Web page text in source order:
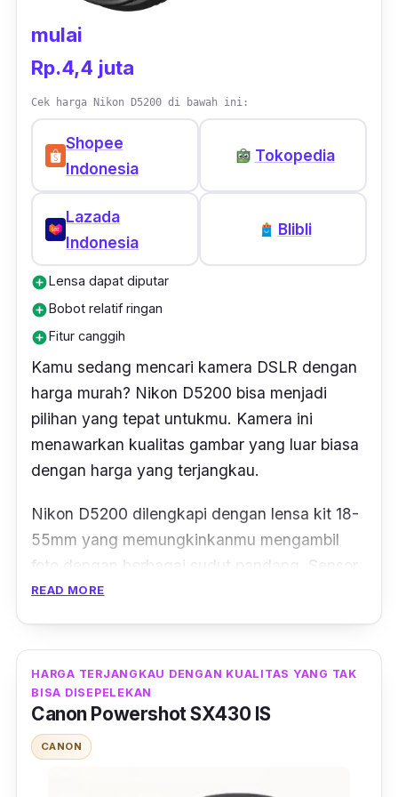
mulai
Rp.4,4 juta
Cek harga Nikon D5200 di bawah ini:
Shopee
Indonesia
Tokopedia
Lazada
Indonesia
Blibli
add_circleLensa dapat diputar
add_circleBobot relatif ringan
add_circleFitur canggih
Kamu sedang mencari kamera DSLR dengan
harga murah? Nikon D5200 bisa menjadi
pilihan yang tepat untukmu. Kamera ini
menawarkan kualitas gambar yang luar biasa
dengan harga yang terjangkau.
Nikon D5200 dilengkapi dengan lensa kit 18-
55mm yang memungkinkanmu mengambil
foto dengan berbagai sudut pandang. Sensor
CMOS 24,1 megapikselnya memberikan hasil
mampu menghasilkan foto berkualitas tinggi
dengan rendahnya noise.
Fitur autofocus 39 titik pada Nikon D5200
memungkinkanmu untuk mengunci fokus
dengan cepat dan akurat. Kamu juga dapat
READ MORE
HARGA TERJANGKAU DENGAN KUALITAS YANG TAK
BISA DISEPELEKAN
Canon Powershot SX430 IS
CANON